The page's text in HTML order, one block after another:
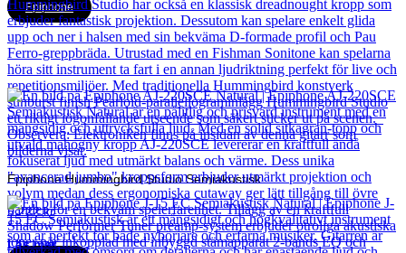
Epiphone
Epiphone Hummingbird Studio Semiakustisk
5 222kr
Läs mer